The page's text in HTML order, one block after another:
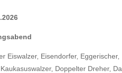
Eiswalzer, Eisendorfer, Eggerischer,
Doppelter Dreher, Da